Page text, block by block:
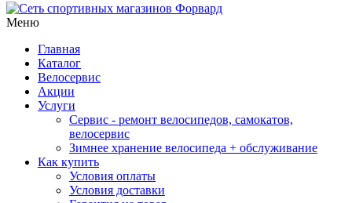
Меню
Главная
Каталог
Велосервис
Акции
Услуги
Сервис - ремонт велосипедов, самокатов,
велосервис
Зимнее хранение велосипеда + обслуживание
Как купить
Условия оплаты
Условия доставки